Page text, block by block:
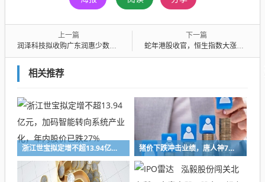
上一篇
润泽科技拟收购广东润惠少数股权，标的公司去年前三季陷亏损，现金流净额全面“告负”
下一篇
蛇年港股收官，恒生指数大涨超三成，12只个股晋升10倍股，业内看好马年港股市场行情
相关推荐
浙江世宝拟定增不超13.94亿元，加码智能转向系统产业化，年内股价已跌27% 猪价下跌冲击业绩，唐人神7月生猪销售收入下降47%，中报预亏超8亿元创新高